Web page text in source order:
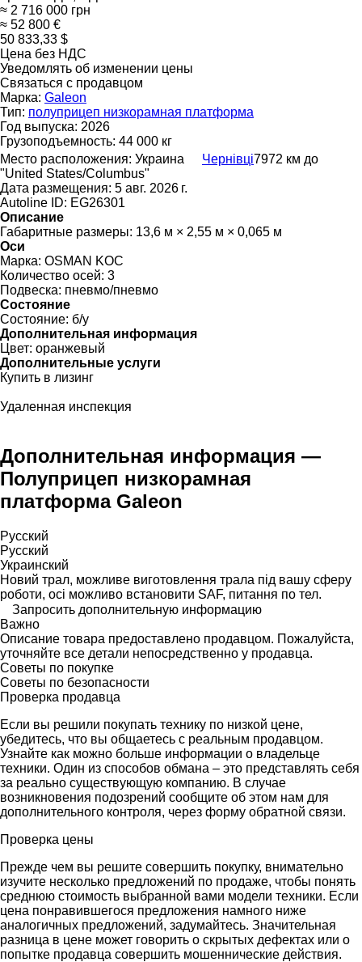
≈ 2 716 000 грн
≈ 52 800 €
50 833,33 $
Цена без НДС
Уведомлять об изменении цены
Связаться с продавцом
Марка: Galeon
Тип: полуприцеп низкорамная платформа
Год выпуска: 2026
Грузоподъемность: 44 000 кг
Место расположения: Украина Чернівці7972 км до
"United States/Columbus"
Дата размещения: 5 авг. 2026 г.
Autoline ID: EG26301
Описание
Габаритные размеры: 13,6 м × 2,55 м × 0,065 м
Оси
Марка: OSMAN KOC
Количество осей: 3
Подвеска: пневмо/пневмо
Состояние
Состояние: б/у
Дополнительная информация
Цвет: оранжевый
Дополнительные услуги
Купить в лизинг
Удаленная инспекция
Дополнительная информация —
Полуприцеп низкорамная
платформа Galeon
Русский
Русский
Украинский
Новий трал, можливе виготовлення трала під вашу сферу
роботи, осі можливо встановити SAF, питання по тел.
Запросить дополнительную информацию
Важно
Описание товара предоставлено продавцом. Пожалуйста,
уточняйте все детали непосредственно у продавца.
Советы по покупке
Советы по безопасности
Проверка продавца
Если вы решили покупать технику по низкой цене,
убедитесь, что вы общаетесь с реальным продавцом.
Узнайте как можно больше информации о владельце
техники. Один из способов обмана – это представлять себя
за реально существующую компанию. В случае
возникновения подозрений сообщите об этом нам для
дополнительного контроля, через форму обратной связи.
Проверка цены
Прежде чем вы решите совершить покупку, внимательно
изучите несколько предложений по продаже, чтобы понять
среднюю стоимость выбранной вами модели техники. Если
цена понравившегося предложения намного ниже
аналогичных предложений, задумайтесь. Значительная
разница в цене может говорить о скрытых дефектах или о
попытке продавца совершить мошеннические действия.